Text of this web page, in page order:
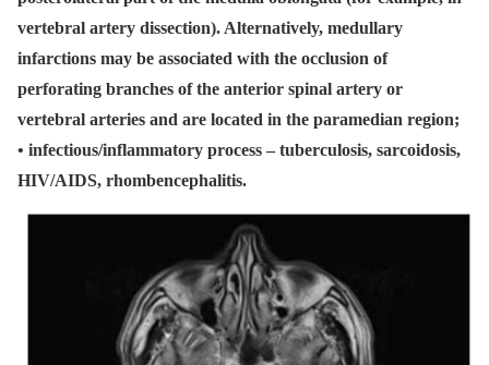
vertebral artery dissection). Alternatively, medullary
infarctions may be associated with the occlusion of
perforating branches of the anterior spinal artery or
vertebral arteries and are located in the paramedian region;
• infectious/inflammatory process – tuberculosis, sarcoidosis,
HIV/AIDS, rhombencephalitis.